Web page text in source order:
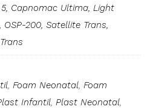
Capnomac Ultima, Light
200, Satellite Trans,
, Foam Neonatal, Foam
Infantil, Plast Neonatal,